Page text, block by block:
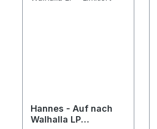
Hannes - Auf nach
Walhalla LP